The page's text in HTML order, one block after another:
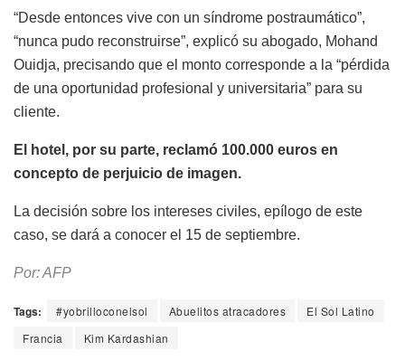
“Desde entonces vive con un síndrome postraumático”,
“nunca pudo reconstruirse”, explicó su abogado, Mohand
Ouidja, precisando que el monto corresponde a la “pérdida
de una oportunidad profesional y universitaria” para su
cliente.
El hotel, por su parte, reclamó 100.000 euros en
concepto de perjuicio de imagen.
La decisión sobre los intereses civiles, epílogo de este
caso, se dará a conocer el 15 de septiembre.
Por: AFP
Tags: #yobrilloconelsol Abuelitos atracadores
El Sol Latino
Francia
Kim Kardashian